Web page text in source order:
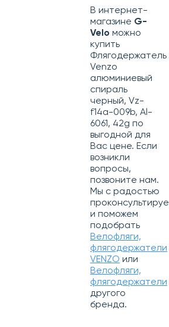
В интернет-
магазине G-
Velo можно
купить
Флягодержатель
Venzo
алюминиевый
спираль
черный, Vz-
f14a-009b, Al-
6061, 42g по
выгодной для
Вас цене. Если
возникли
вопросы,
позвоните нам.
Мы с радостью
и поможем
подобрать
Велофляги,
флягодержатели
VENZO или
Велофляги,
флягодержатели
другого
бренда.